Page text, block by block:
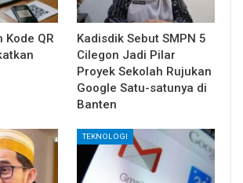
Kode QR
Kadisdik Sebut SMPN 5
Cilegon Jadi Pilar
Proyek Sekolah Rujukan
Google Satu-satunya di
Banten
TEKNOLOGI